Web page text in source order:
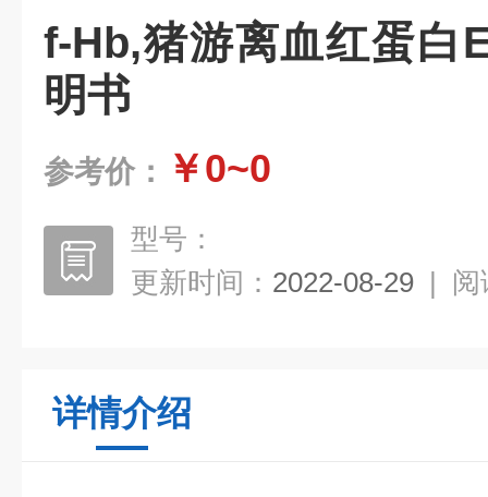
f-Hb,猪游离血红蛋白
明书
参考价： ￥0~0
型号：
更新时间： 2022-08-29 | 阅
详情介绍